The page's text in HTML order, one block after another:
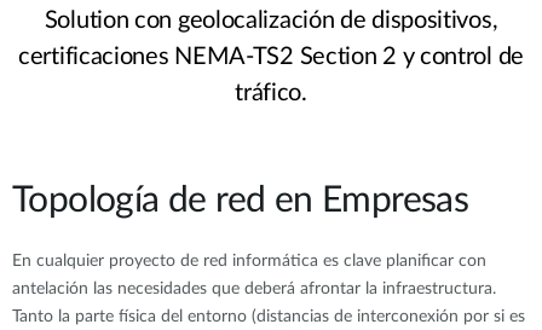
Solution con geolocalización de dispositivos,
certificaciones NEMA-TS2 Section 2 y control de
tráfico.
Topología de red en Empresas
En cualquier proyecto de red informática es clave planificar con
antelación las necesidades que deberá afrontar la infraestructura.
Tanto la parte física del entorno (distancias de interconexión por si es